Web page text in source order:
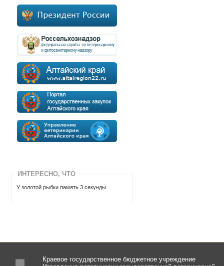
ИНТЕРЕСНО, ЧТО
У золотой рыбки память 3 секунды.
Краевое государственное бюджетное учреждение